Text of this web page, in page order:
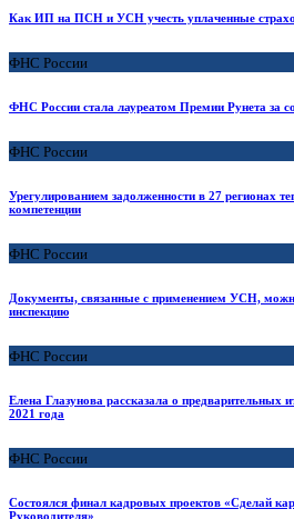
Как ИП на ПСН и УСН учесть уплаченные
ФНС России
ФНС России стала лауреатом Премии Рунета за
ФНС России
Урегулированием задолженности в 27 регионах
компетенции
ФНС России
Документы, связанные с применением УСН,
инспекцию
ФНС России
Елена Глазунова рассказала о предварительных
2021 года
ФНС России
Состоялся финал кадровых проектов «Сделай
Руководителя»